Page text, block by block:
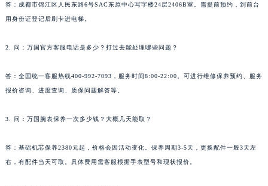
答：成都市锦江区人民东路6号SAC东原中心写字楼24层2406B室。需提前预约，到前台
用身份证登记后刷卡进电梯。
2. 问：万国官方客服电话是多少？打过去能处理哪些问题？
答：全国统一客服热线400-992-7093，服务时间8:00-22:00。可进行维修保养预约、服务
报价咨询、进度查询、质保问题解答等。
3. 问：万国腕表保养一次多少钱？大概几天能取？
答：基础机芯保养2380元起，价格会因活动变化。保养周期3-5天，更换配件一般3天左
右，有配件当天可取。具体费用需客服根据手表型号和现状报价。